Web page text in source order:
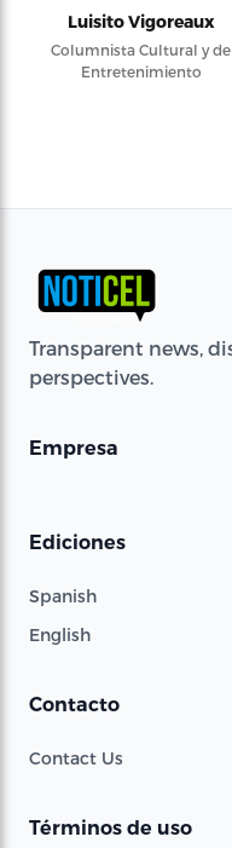
Luisito Vigoreaux
Columnista Cultural y de
Entretenimiento
Transparent news,
perspectives.
Empresa
Ediciones
Spanish
English
Contacto
Contact Us
Términos de uso